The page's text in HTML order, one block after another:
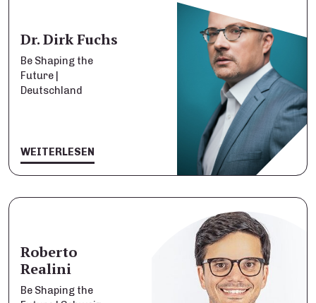
Dr. Dirk Fuchs
Be Shaping the
Future |
Deutschland
WEITERLESEN
Roberto
Realini
Be Shaping the